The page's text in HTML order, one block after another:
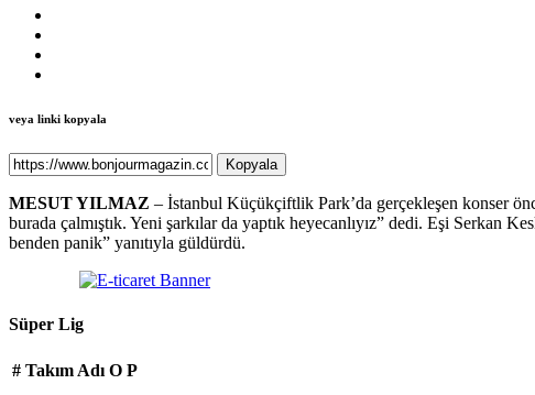
veya linki kopyala
Kopyala
MESUT YILMAZ – İstanbul Küçükçiftlik Park’da gerçekleşen konser
burada çalmıştık. Yeni şarkılar da yaptık heyecanlıyız” dedi. Eşi Serkan
benden panik” yanıtıyla güldürdü.
Süper Lig
# Takım Adı O P